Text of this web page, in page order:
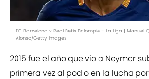
FC Barcelona v Real Betis Balompie - La Liga | Manuel
Alonso/Getty Images
2015 fue el año que vio a Neymar
primera vez al podio en la lucha